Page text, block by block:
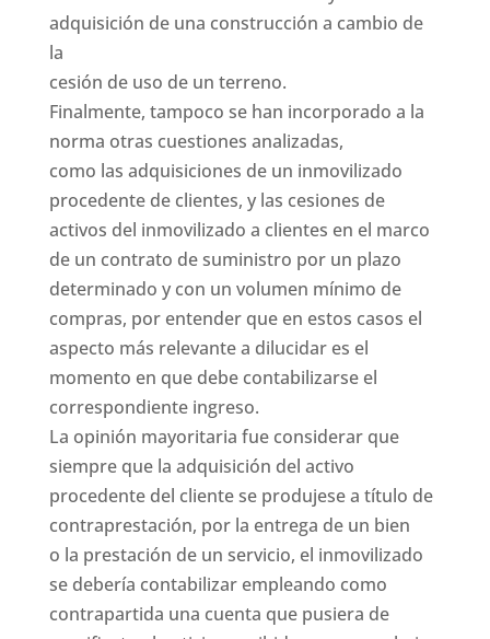
adquisición de una construcción a cambio de
la
cesión de uso de un terreno.
Finalmente, tampoco se han incorporado a la
norma otras cuestiones analizadas,
como las adquisiciones de un inmovilizado
procedente de clientes, y las cesiones de
activos del inmovilizado a clientes en el marco
de un contrato de suministro por un plazo
determinado y con un volumen mínimo de
compras, por entender que en estos casos el
aspecto más relevante a dilucidar es el
momento en que debe contabilizarse el
correspondiente ingreso.
La opinión mayoritaria fue considerar que
siempre que la adquisición del activo
procedente del cliente se produjese a título de
contraprestación, por la entrega de un bien
o la prestación de un servicio, el inmovilizado
se debería contabilizar empleando como
contrapartida una cuenta que pusiera de